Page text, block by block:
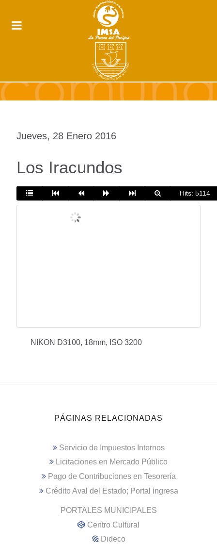
Jueves, 28 Enero 2016
Los Iracundos
Hits: 5114
NIKON D3100, 18mm, ISO 3200
PÁGINAS RELACIONADAS
Servicio de Impuestos Internos
Licitaciones en Mercado Público
Pago de Contribuciones en Tesorería
Crédito Aval del Estado; Portal ingresa
PORTALES MUNICIPALES
Centro Cultural
Dideco